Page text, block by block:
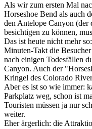
Als wir zum ersten Mal
Horseshoe Bend als auch
den Antelope Canyon (der
besichtigen zu können,
Das ist heute nicht mehr
Minuten-Takt die
nach einigen Todesfällen
Canyon. Auch der
Kringel des Colorado
Aber es ist so wie immer:
Parkplatz weg, schon ist
Touristen müssen ja nur
weiter.
Eher ärgerlich: die